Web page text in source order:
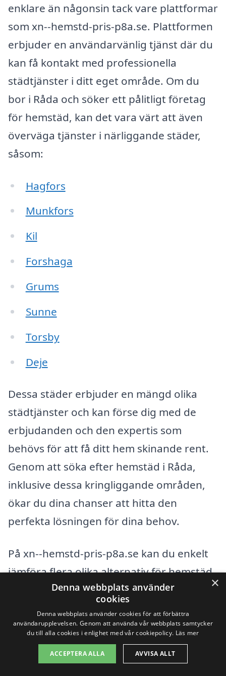
enklare än någonsin tack vare plattformar
som xn--hemstd-pris-p8a.se. Plattformen
erbjuder en användarvänlig tjänst där du
kan få kontakt med professionella
städtjänster i ditt eget område. Om du
bor i Råda och söker ett pålitligt företag
för hemstäd, kan det vara värt att även
överväga tjänster i närliggande städer,
såsom:
Hagfors
Munkfors
Kil
Forshaga
Grums
Sunne
Torsby
Deje
Dessa städer erbjuder en mängd olika
städtjänster och kan förse dig med de
erbjudanden och den expertis som
behövs för att få ditt hem skinande rent.
Genom att söka efter hemstäd i Råda,
inklusive dessa kringliggande områden,
ökar du dina chanser att hitta den
perfekta lösningen för dina behov.
På xn--hemstd-pris-p8a.se kan du enkelt
jämföra flera olika alternativ för hemstäd
och få en uppfattning om priser och
tjänster som erbjuds. När du begär
offerter, ta gärna hänsyn till följande
aspekter för att göra ett välinformerat
×
Denna webbplats använder
cookies
Denna webbplats använder cookies för att förbättra
användarupplevelsen. Genom att använda vår webbplats samtycker
du till alla cookies i enlighet med vår cookiepolicy. Läs mer
ACCEPTERA ALLA AVVISA ALLT